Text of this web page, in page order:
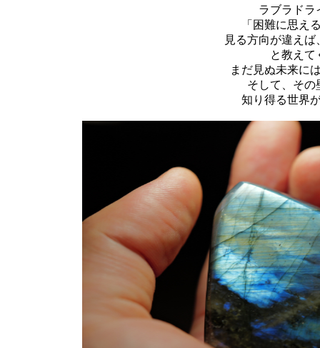
ラブラド
「困難に思え
見る方向が違え
と教えて
まだ見ぬ未来に
そして、その
知り得る世界